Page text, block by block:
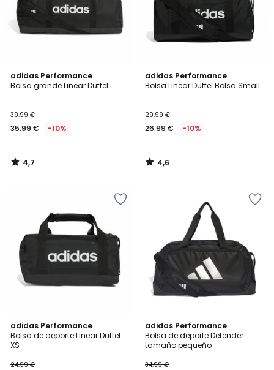
adidas Performance
Bolsa grande Linear Duffel
39.99 €
35.99 € -10%
4,7
/ 5
4,7
/
adidas Performance
Bolsa Linear Duffel Bolsa Small
29.99 €
26.99 € -10%
4,6
/ 5
4,6
/
adidas Performance
Bolsa de deporte Linear Duffel
XS
24.99 €
4,8
/ 5
adidas Performance
Bolsa de deporte Defender
tamaño pequeño
34.99 €
4,9
/ 5